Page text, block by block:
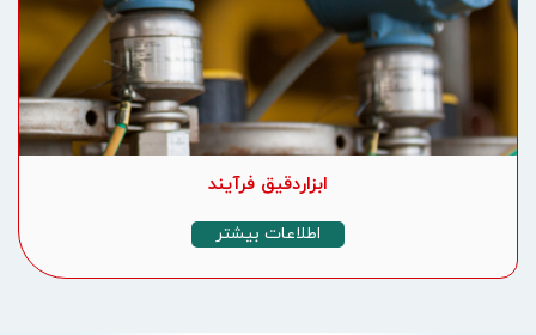
ابزاردقیق فرآیند
اطلاعات بیشتر